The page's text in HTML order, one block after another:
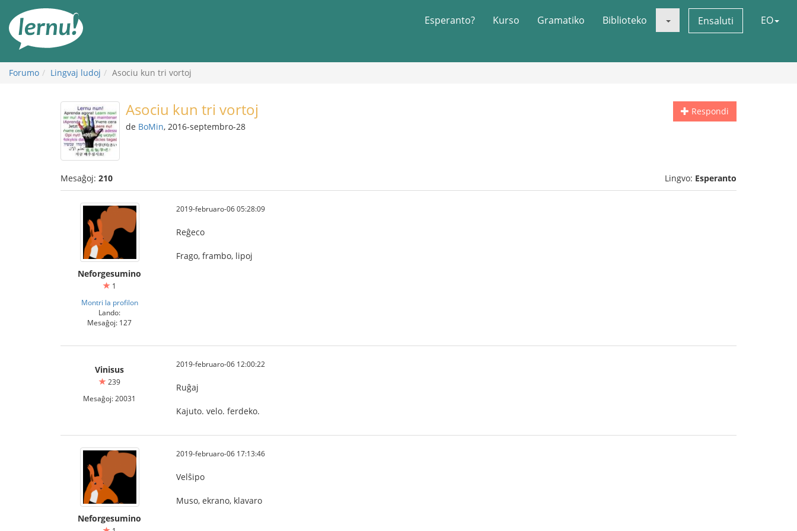
enhavo
Esperanto? Kurso Gramatiko Biblioteko Ensaluti EO
Forumo Lingvaj ludoj Asociu kun tri vortoj
Respondi
Asociu kun tri vortoj
de BoMin, 2016-septembro-28
Mesaĝoj: 210 Lingvo: Esperanto
Neforgesumino
1
Montri la profilon
Lando:
Mesaĝoj: 127
2019-februaro-06 05:28:09
Reĝeco
Frago, frambo, lipoj
Vinisus
239
Mesaĝoj: 20031
2019-februaro-06 12:00:22
Ruĝaj
Kajuto. velo. ferdeko.
Neforgesumino
2019-februaro-06 17:13:46
Velŝipo
Muso, ekrano, klavaro